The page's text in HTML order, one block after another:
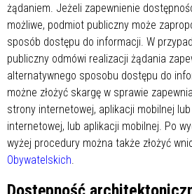
żądaniem. Jeżeli zapewnienie
możliwe, podmiot publiczny może
sposób dostępu do informacji. W
publiczny odmówi realizacji żądania
alternatywnego sposobu dostępu do
możne złożyć skargę w sprawie
strony internetowej, aplikacji mobilnej
internetowej, lub aplikacji mobilnej. Po
wyżej procedury można także złożyć
Obywatelskich.